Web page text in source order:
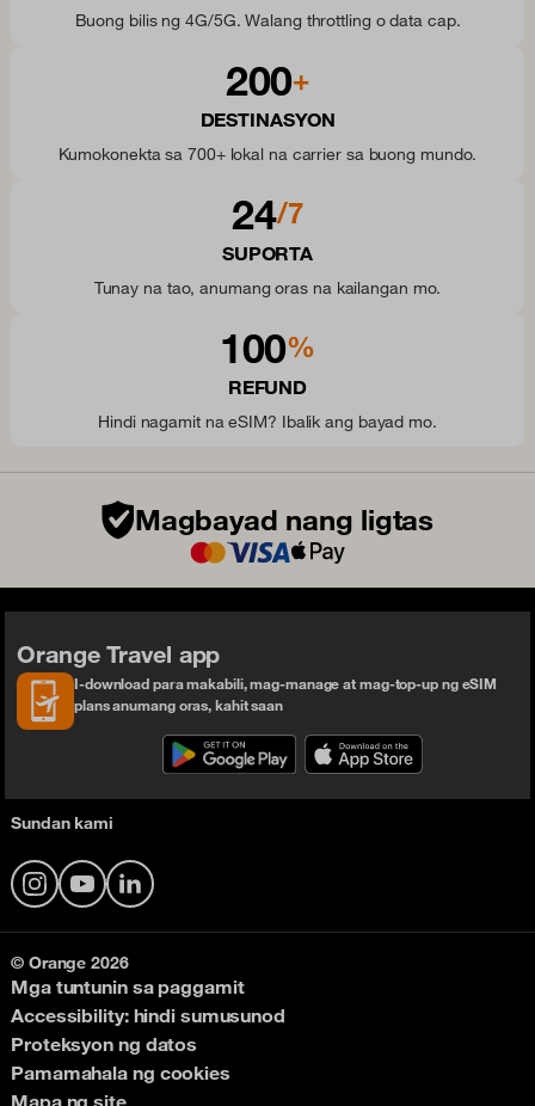
Buong bilis ng 4G/5G. Walang throttling o data cap.
200+
DESTINASYON
Kumokonekta sa 700+ lokal na carrier sa buong mundo.
24/7
SUPORTA
Tunay na tao, anumang oras na kailangan mo.
100%
REFUND
Hindi nagamit na eSIM? Ibalik ang bayad mo.
Magbayad nang ligtas
Orange Travel app
I-download para makabili, mag-manage at mag-top-up ng eSIM
plans anumang oras, kahit saan
Sundan kami
InstagramYouTubeLinkedIn
© Orange 2026
Mga tuntunin sa paggamit
Accessibility: hindi sumusunod
Proteksyon ng datos
Pamamahala ng cookies
Mapa ng site